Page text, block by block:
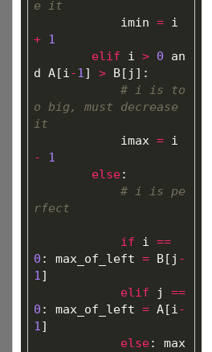
imin
= i
+ 1
elif
i > 0
an
d
A[i -1 ] > B[ j ]:
# i is to
o big, must decrease
imax
= i
-
1
else:
# i is pe
if i
==
0 : max_of_left = B[ j -
1 ]
elif
j
==
0 : max_of_left = A[i -
1 ]
else:
max